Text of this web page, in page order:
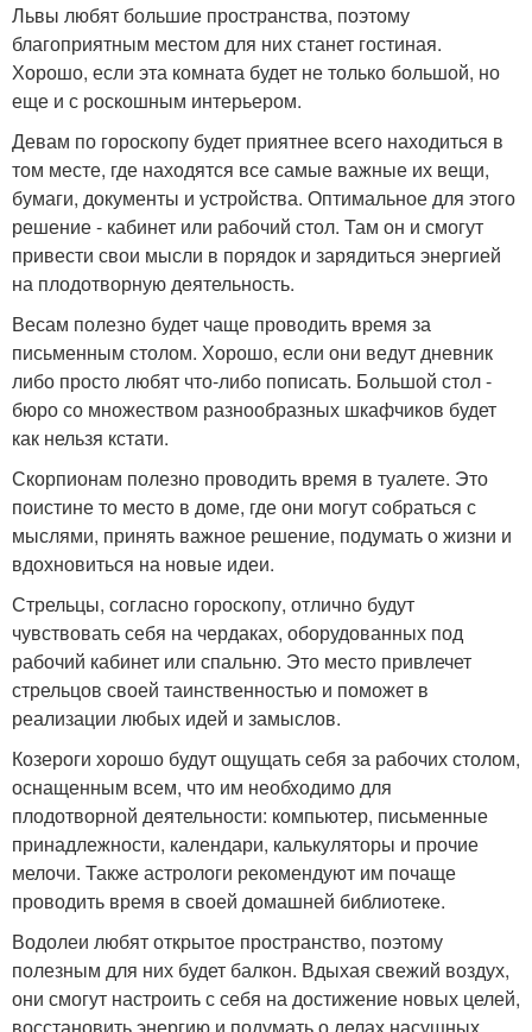
Львы любят большие пространства, поэтому
благоприятным местом для них станет гостиная.
Хорошо, если эта комната будет не только большой, но
еще и с роскошным интерьером.
Девам по гороскопу будет приятнее всего находиться в
том месте, где находятся все самые важные их вещи,
бумаги, документы и устройства. Оптимальное для этого
решение - кабинет или рабочий стол. Там он и смогут
привести свои мысли в порядок и зарядиться энергией
на плодотворную деятельность.
Весам полезно будет чаще проводить время за
письменным столом. Хорошо, если они ведут дневник
либо просто любят что-либо пописать. Большой стол -
бюро со множеством разнообразных шкафчиков будет
как нельзя кстати.
Скорпионам полезно проводить время в туалете. Это
поистине то место в доме, где они могут собраться с
мыслями, принять важное решение, подумать о жизни и
вдохновиться на новые идеи.
Стрельцы, согласно гороскопу, отлично будут
чувствовать себя на чердаках, оборудованных под
рабочий кабинет или спальню. Это место привлечет
стрельцов своей таинственностью и поможет в
реализации любых идей и замыслов.
Козероги хорошо будут ощущать себя за рабочих столом,
оснащенным всем, что им необходимо для
плодотворной деятельности: компьютер, письменные
принадлежности, календари, калькуляторы и прочие
мелочи. Также астрологи рекомендуют им почаще
проводить время в своей домашней библиотеке.
Водолеи любят открытое пространство, поэтому
полезным для них будет балкон. Вдыхая свежий воздух,
они смогут настроить с себя на достижение новых целей,